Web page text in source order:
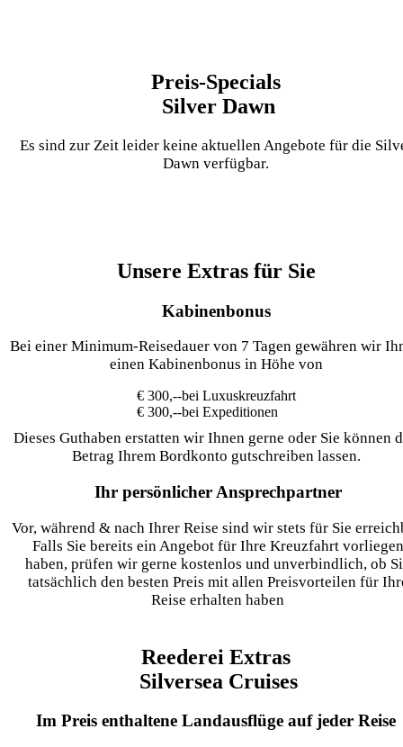
Preis-Specials
Silver Dawn
Es sind zur Zeit leider keine aktuellen Angebote für die
Dawn verfügbar.
Unsere Extras für Sie
Kabinenbonus
Bei einer Minimum-Reisedauer von 7 Tagen gewähren wir
einen Kabinenbonus in Höhe von
€ 300,--bei Luxuskreuzfahrt
€ 300,--bei Expeditionen
Dieses Guthaben erstatten wir Ihnen gerne oder Sie können
Betrag Ihrem Bordkonto gutschreiben lassen.
Ihr persönlicher Ansprechpartner
Vor, während & nach Ihrer Reise sind wir stets für Sie
Falls Sie bereits ein Angebot für Ihre Kreuzfahrt vorliegen
haben, prüfen wir gerne kostenlos und unverbindlich, ob
tatsächlich den besten Preis mit allen Preisvorteilen für
Reise erhalten haben
Reederei Extras
Silversea Cruises
Im Preis enthaltene Landausflüge auf jeder Reise